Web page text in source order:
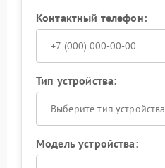
Контактный телефон:
Тип устройства:
Выберите тип устройства
Модель устройства: